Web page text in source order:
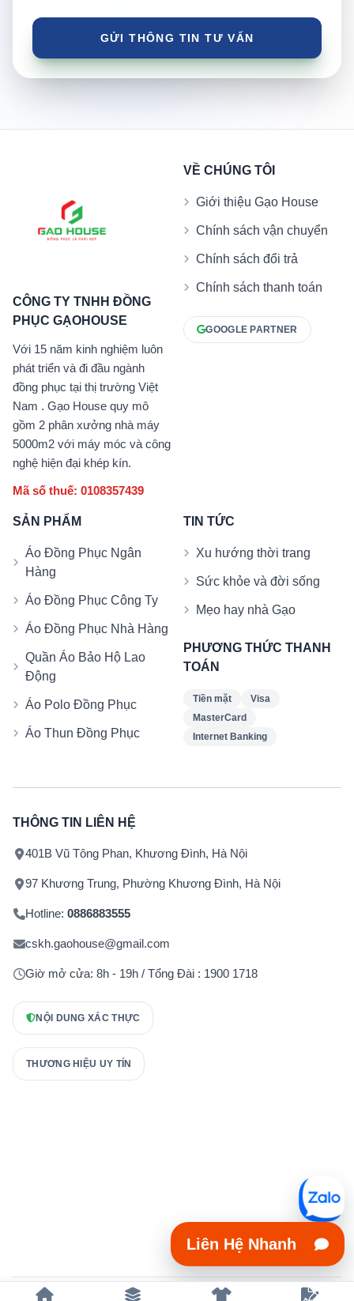
CÔNG TY TNHH ĐỒNG
PHỤC GẠOHOUSE
Với 15 năm kinh nghiệm luôn
phát triển và đi đầu ngành
đồng phục tại thị trường Việt
Nam . Gạo House quy mô
gồm 2 phân xưởng nhà máy
5000m2 với máy móc và công
nghệ hiện đại khép kín.
Mã số thuế: 0108357439
VỀ CHÚNG TÔI
Giới thiệu Gạo House
Chính sách vận chuyển
Chính sách đổi trả
Chính sách thanh toán
GOOGLE PARTNER
SẢN PHẨM
Áo Đồng Phục Ngân
Hàng
Áo Đồng Phục Công Ty
Áo Đồng Phục Nhà Hàng
Quần Áo Bảo Hộ Lao
Động
Áo Polo Đồng Phục
Áo Thun Đồng Phục
TIN TỨC
Xu hướng thời trang
Sức khỏe và đời sống
Mẹo hay nhà Gạo
PHƯƠNG THỨC THANH
TOÁN
Tiền mặt
Visa
MasterCard
Internet Banking
THÔNG TIN LIÊN HỆ
401B Vũ Tông Phan, Khương Đình, Hà Nội
97 Khương Trung, Phường Khương Đình, Hà Nội
Hotline: 0886883555
cskh.gaohouse@gmail.com
Giờ mở cửa: 8h - 19h / Tổng Đài : 1900 1718
NỘI DUNG XÁC THỰC
THƯƠNG HIỆU UY TÍN
Copyright 2023 © xuongmayaodongphuc.vn
Liên Hệ Nhanh